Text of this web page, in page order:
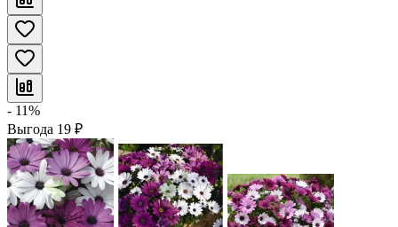
- 11%
Выгода 19 ₽